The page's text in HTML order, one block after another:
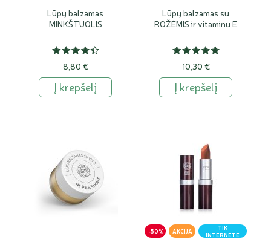
Lūpų balzamas
MINKŠTUOLIS
8,80 €
Į krepšelį
Lūpų balzamas su
ROŽĖMIS ir vitaminu E
10,30 €
Į krepšelį
-50% AKCIJA
TIK
INTERNETE